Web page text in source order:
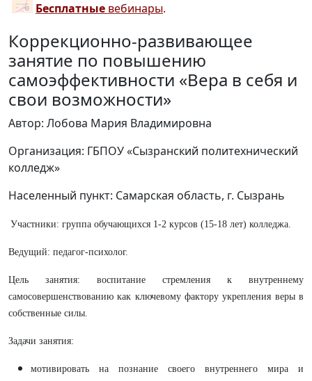
Бесплатные вебинары.
Коррекционно-развивающее
занятие по повышению
самоэффективности «Вера в себя и
свои возможности»
Автор: Лобова Мария Владимировна
Организация: ГБПОУ «Сызранский политехнический
колледж»
Населенный пункт: Самарская область, г. Сызрань
Участники: группа обучающихся 1-2 курсов (15-18 лет) колледжа.
Ведущий: педагог-психолог.
Цель занятия: воспитание стремления к внутреннему
самосовершенствованию как ключевому фактору укрепления веры в
собственные силы.
Задачи занятия:
мотивировать на познание своего внутреннего мира и